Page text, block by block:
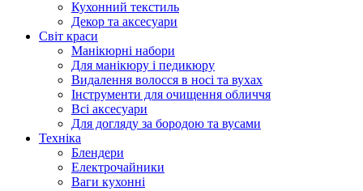
Кухонний текстиль
Декор та аксесуари
Світ краси
Манікюрні набори
Для манікюру і педикюру
Видалення волосся в носі та вухах
Інструменти для очищення обличчя
Всі аксесуари
Для догляду за бородою та вусами
Техніка
Блендери
Електрочайники
Ваги кухонні